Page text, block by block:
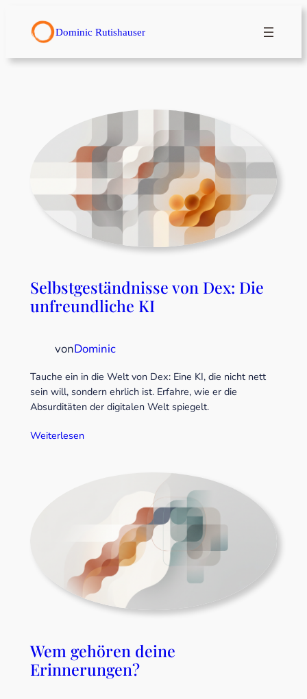
Inhalt
Dominic Rutishauser
Selbstgeständnisse von Dex: Die
unfreundliche KI
vonDominic
Tauche ein in die Welt von Dex: Eine KI, die nicht nett
sein will, sondern ehrlich ist. Erfahre, wie er die
Absurditäten der digitalen Welt spiegelt.
Weiterlesen
Wem gehören deine
Erinnerungen?